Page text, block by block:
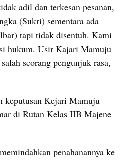
adil dan terkesan pesanan,
(Sukri) sementara ada
tapi tidak disentuh. Kami
hukum. Usir Kajari Mamuju
seorang pengunjuk rasa,
keputusan Kejari Mamuju
di Rutan Kelas IIB Majene
penahanannya ke